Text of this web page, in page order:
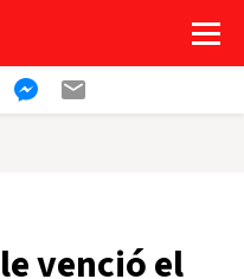
venció el